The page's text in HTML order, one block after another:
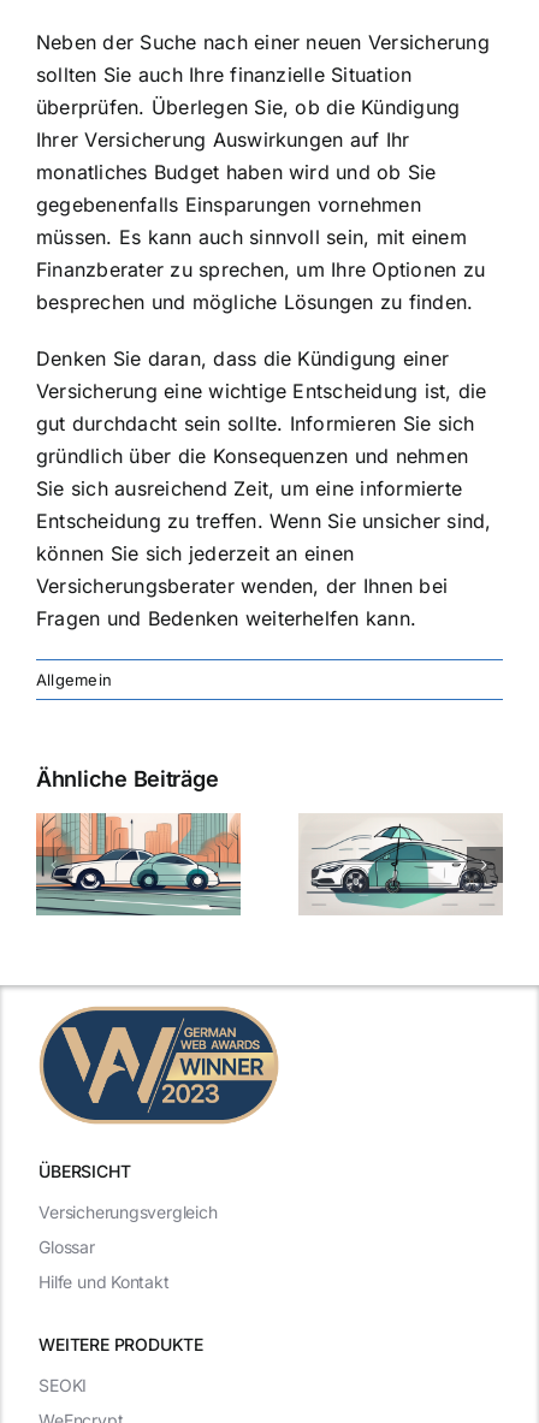
Neben der Suche nach einer neuen Versicherung
sollten Sie auch Ihre finanzielle Situation
überprüfen. Überlegen Sie, ob die Kündigung
Ihrer Versicherung Auswirkungen auf Ihr
monatliches Budget haben wird und ob Sie
gegebenenfalls Einsparungen vornehmen
müssen. Es kann auch sinnvoll sein, mit einem
Finanzberater zu sprechen, um Ihre Optionen zu
besprechen und mögliche Lösungen zu finden.
Denken Sie daran, dass die Kündigung einer
Versicherung eine wichtige Entscheidung ist, die
gut durchdacht sein sollte. Informieren Sie sich
gründlich über die Konsequenzen und nehmen
Sie sich ausreichend Zeit, um eine informierte
Entscheidung zu treffen. Wenn Sie unsicher sind,
können Sie sich jederzeit an einen
Versicherungsberater wenden, der Ihnen bei
Fragen und Bedenken weiterhelfen kann.
Allgemein
Ähnliche Beiträge
ÜBERSICHT
WEITERE PRODUKTE
Versicherungsvergleich
Glossar
Hilfe und Kontakt
SEOKI